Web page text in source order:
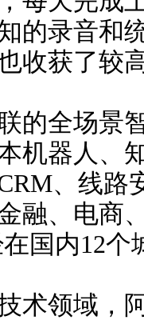
的录音和
收获了较
的全场景
机器人、
、线路
融、电商
国内12
术领域，